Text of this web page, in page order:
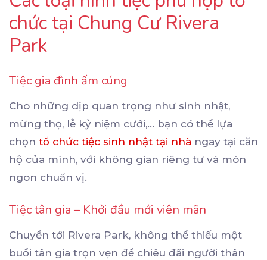
chức tại Chung Cư Rivera
Park
Tiệc gia đình ấm cúng
Cho những dịp quan trọng như sinh nhật,
mừng thọ, lễ kỷ niệm cưới,… bạn có thể lựa
chọn tổ chức tiệc sinh nhật tại nhà ngay tại căn
hộ của mình, với không gian riêng tư và món
ngon chuẩn vị.
Tiệc tân gia – Khởi đầu mới viên mãn
Chuyển tới Rivera Park, không thể thiếu một
buổi tân gia trọn vẹn để chiêu đãi người thân